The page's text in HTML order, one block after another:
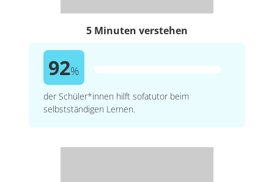
5 Minuten verstehen
92%
der Schüler*innen hilft sofatutor beim
selbstständigen Lernen.